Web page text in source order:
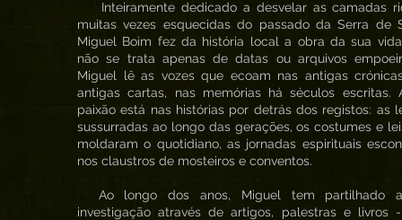
Inteiramente dedicado a desvelar as camadas
muitas vezes esquecidas do passado da Serra de
Miguel Boim fez da história local a obra da sua
não se trata apenas de datas ou arquivos
Miguel lê as vozes que ecoam nas antigas
antigas cartas, nas memórias há séculos escritas.
paixão está nas histórias por detrás dos registos: as
sussurradas ao longo das gerações, os costumes e
moldaram o quotidiano, as jornadas espirituais
nos claustros de mosteiros e conventos.
Ao longo dos anos, Miguel tem partilhado
investigação através de artigos, palestras e livros